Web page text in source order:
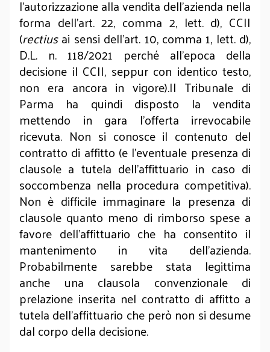
l’autorizzazione alla vendita dell’azienda nella
forma dell’art. 22, comma 2, lett. d), CCII
(rectiusai sensi dell’art. 10, comma 1, lett. d),
D.L. n. 118/2021 perché all’epoca della
decisione il CCII, seppur con identico testo,
non era ancora in vigore).Il Tribunale di
Parma ha quindi disposto la vendita
mettendo in gara l’offerta irrevocabile
ricevuta. Non si conosce il contenuto del
contratto di affitto (e l’eventuale presenza di
clausole a tutela dell’affittuario in caso di
soccombenza nella procedura competitiva).
Non è difficile immaginare la presenza di
clausole quanto meno di rimborso spese a
favore dell’affittuario che ha consentito il
mantenimento in vita dell’azienda.
Probabilmente sarebbe stata legittima
anche una clausola convenzionale di
prelazione inserita nel contratto di affitto a
tutela dell’affittuario che però non si desume
dal corpo della decisione.